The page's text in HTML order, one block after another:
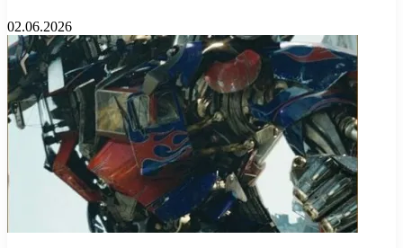
02.06.2026